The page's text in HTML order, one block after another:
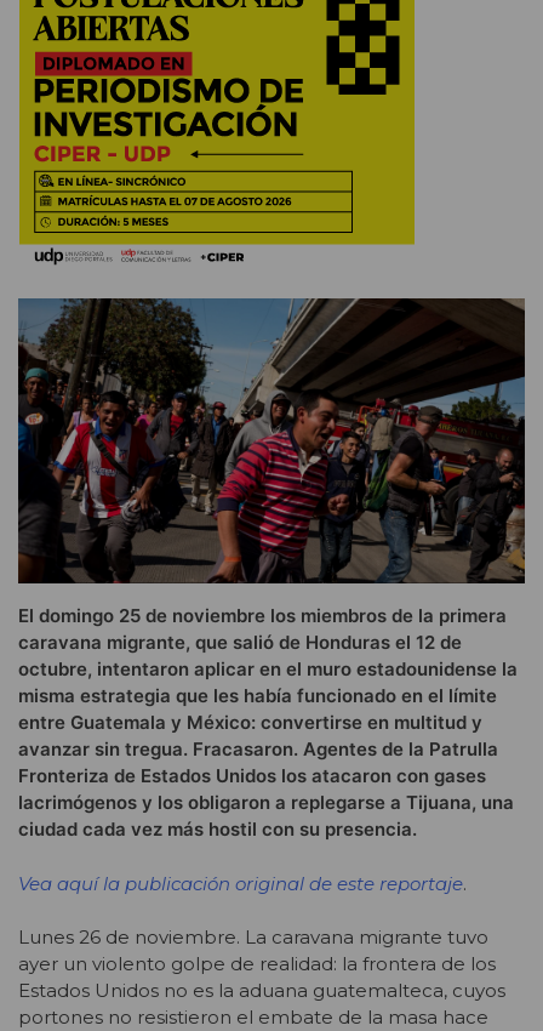
El domingo 25 de noviembre los miembros de la primera
caravana migrante, que salió de Honduras el 12 de
octubre, intentaron aplicar en el muro estadounidense la
misma estrategia que les había funcionado en el límite
entre Guatemala y México: convertirse en multitud y
avanzar sin tregua. Fracasaron. Agentes de la Patrulla
Fronteriza de Estados Unidos los atacaron con gases
lacrimógenos y los obligaron a replegarse a Tijuana, una
ciudad cada vez más hostil con su presencia.
Vea aquí la publicación original de este reportaje.
Lunes 26 de noviembre. La caravana migrante tuvo
ayer un violento golpe de realidad: la frontera de los
Estados Unidos no es la aduana guatemalteca, cuyos
portones no resistieron el embate de la masa hace